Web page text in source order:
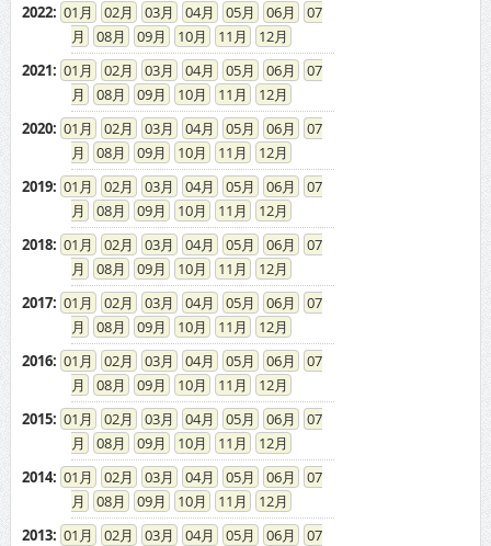
2022: 01 02 03 04 05 06
07
08
09 10 11
12
2021: 01 02 03 04 05 06
07
08
09 10 11
12
2020: 01 02 03 04 05 06
07
08
09 10 11
12
2019: 01 02 03 04 05 06
07
08
09 10 11
12
2018: 01 02 03 04 05 06
07
08
09 10 11
12
2017: 01 02 03 04 05 06
07
08
09 10 11
12
2016: 01 02 03 04 05 06
07
08
09 10 11
12
2015: 01 02 03 04 05 06
07
08
09 10 11
12
2014: 01 02 03 04 05 06
07
08
09 10 11
12
2013: 01 02 03 04 05 06
07